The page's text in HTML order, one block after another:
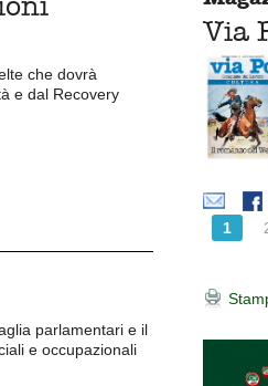
che dovrà
e dal Recovery
parlamentari e il
e occupazionali
Via
1